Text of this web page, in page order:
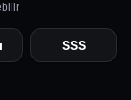
SSS